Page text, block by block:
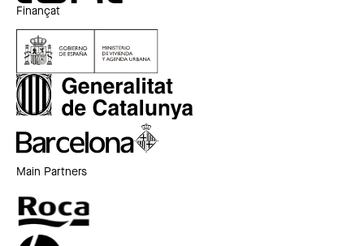
Finançat
Main Partners